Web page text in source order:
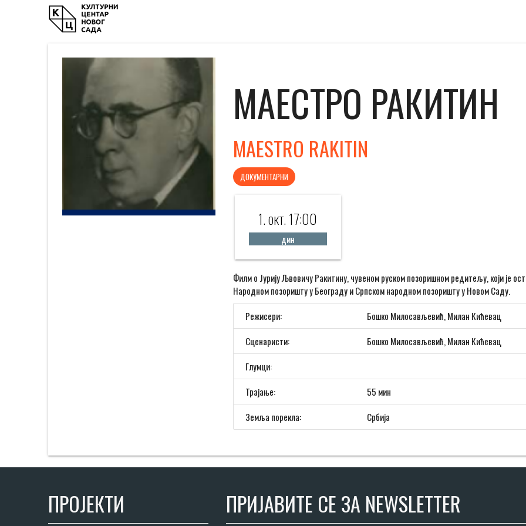
МАЕСТРО РАКИТИН
MAESTRO RAKITIN
ДОКУМЕНТАРНИ
1. окт. 17:00
дин
Филм о Јурију Љвoвичу Ракитину, чувеном руском позоришном редитељу, који је
Народном позоришту у Београду и Српском народном позоришту у Новом Саду.
Режисери:
Бошко Милосављевић, Милан Кићевац
Сценаристи:
Бошко Милосављевић, Милан Кићевац
Глумци:
Трајање:
55 мин
Земља порекла:
Србија
ПРОЈЕКТИ ПРИЈАВИТЕ СЕ ЗА NEWSLETTER